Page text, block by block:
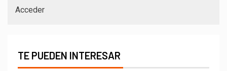
Acceder
TE PUEDEN INTERESAR